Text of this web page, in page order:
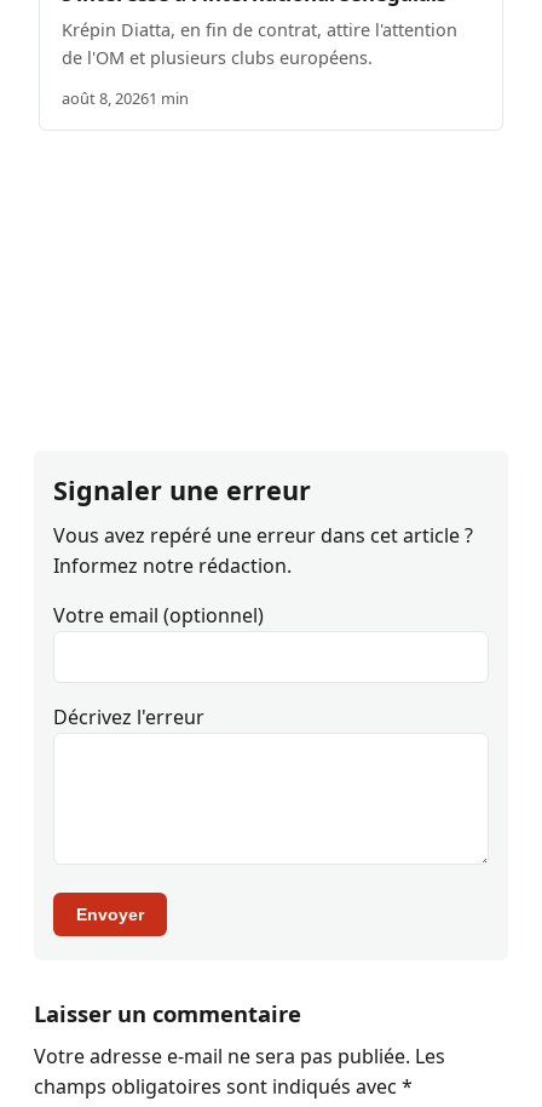
Krépin Diatta, en fin de contrat, attire l'attention
de l'OM et plusieurs clubs européens.
août 8, 20261 min
Signaler une erreur
Vous avez repéré une erreur dans cet article ?
Informez notre rédaction.
Votre email (optionnel)
Décrivez l'erreur
Envoyer
Laisser un commentaire
Votre adresse e-mail ne sera pas publiée. Les
champs obligatoires sont indiqués avec *